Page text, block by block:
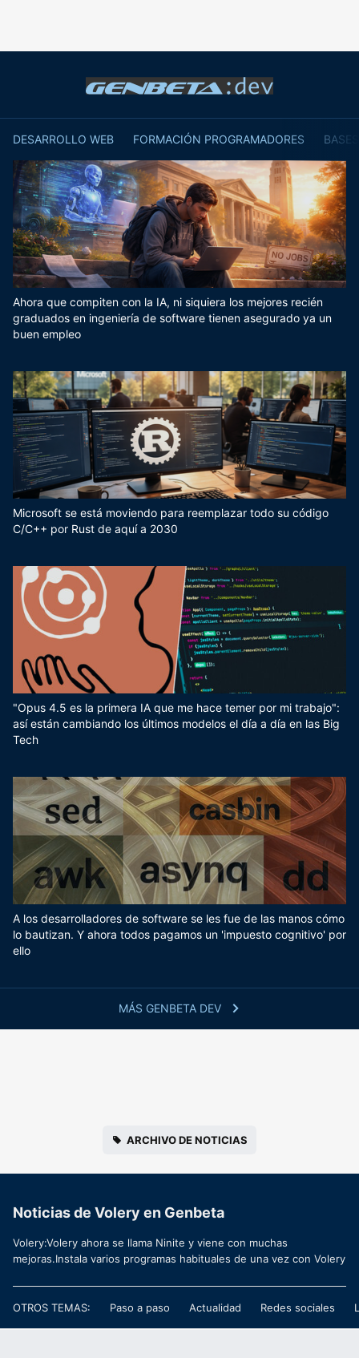
DESARROLLO WEB FORMACIÓN PROGRAMADORES
MÁS GENBETA DEV
Ahora que compiten con la IA, ni siquiera los mejores recién
graduados en ingeniería de software tienen asegurado ya un
buen empleo
Microsoft se está moviendo para reemplazar todo su código
C/C++ por Rust de aquí a 2030
"Opus 4.5 es la primera IA que me hace temer por mi trabajo":
así están cambiando los últimos modelos el día a día en las Big
Tech
A los desarrolladores de software se les fue de las manos cómo
lo bautizan. Y ahora todos pagamos un 'impuesto cognitivo' por
ello
ARCHIVO DE NOTICIAS
Noticias de Volery en Genbeta
Volery:Volery ahora se llama Ninite y viene con muchas
mejoras.Instala varios programas habituales de una vez con Volery
OTROS TEMAS: Paso a paso Actualidad Redes sociales